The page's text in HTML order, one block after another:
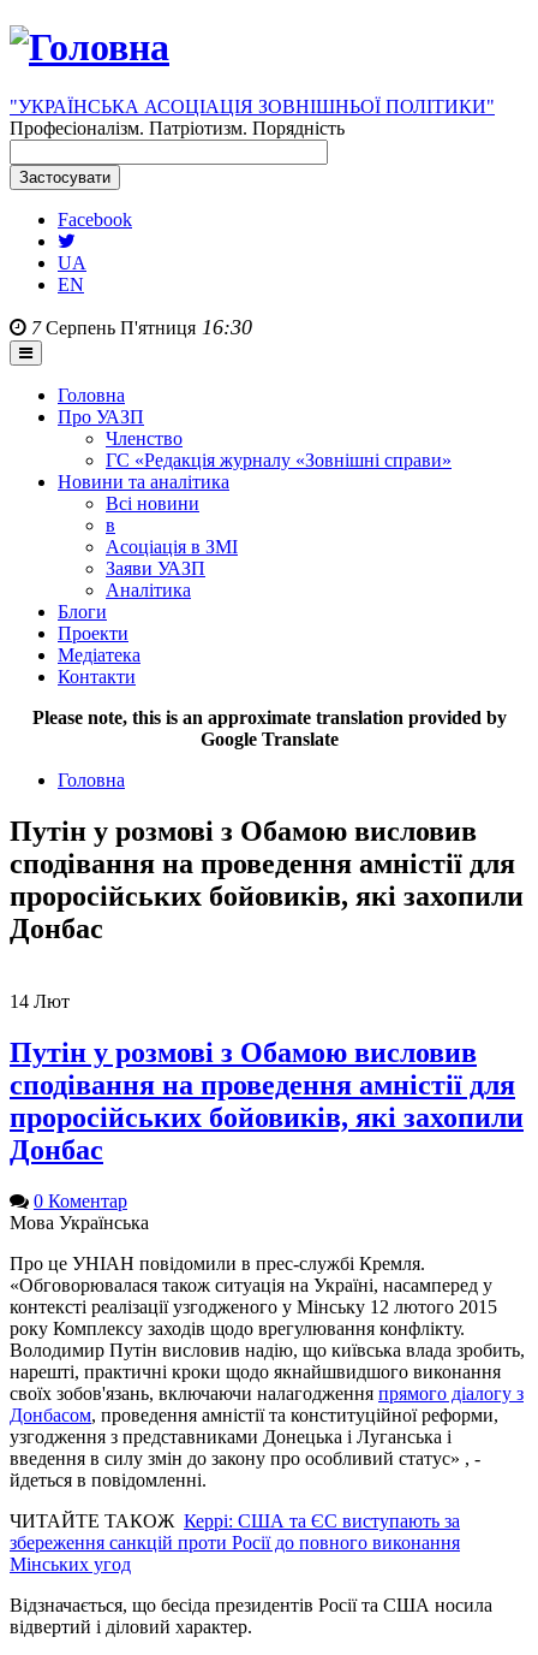
"УКРАЇНСЬКА АСОЦІАЦІЯ ЗОВНІШНЬОЇ ПОЛІТИКИ"
Професіоналізм. Патріотизм. Порядність
Facebook
UA
EN
7Серпень П'ятниця 16:30
Головна
Про УАЗП
Членство
ГС «Редакція журналу «Зовнішні справи»
Новини та аналітика
Всі новини
в
Асоціація в ЗМІ
Заяви УАЗП
Аналітика
Блоги
Проекти
Медіатека
Контакти
Please note, this is an approximate translation provided by
Google Translate
Головна
Путін у розмові з Обамою висловив
сподівання на проведення амністії для
проросійських бойовиків, які захопили
Донбас
14 Лют
Путін у розмові з Обамою висловив
сподівання на проведення амністії для
проросійських бойовиків, які захопили
Донбас
0 Коментар
Мова Українська
Про це УНІАН повідомили в прес-службі Кремля.
«Обговорювалася також ситуація на Україні, насамперед у
контексті реалізації узгодженого у Мінську 12 лютого 2015
року Комплексу заходів щодо врегулювання конфлікту.
Володимир Путін висловив надію, що київська влада зробить,
нарешті, практичні кроки щодо якнайшвидшого виконання
своїх зобов'язань, включаючи налагодження прямого діалогу з
Донбасом, проведення амністії та конституційної реформи,
узгодження з представниками Донецька і Луганська і
введення в силу змін до закону про особливий статус» , -
йдеться в повідомленні.
ЧИТАЙТЕ ТАКОЖ Керрі: США та ЄС виступають за
збереження санкцій проти Росії до повного виконання
Мінських угод
Відзначається, що бесіда президентів Росії та США носила
відвертий і діловий характер.